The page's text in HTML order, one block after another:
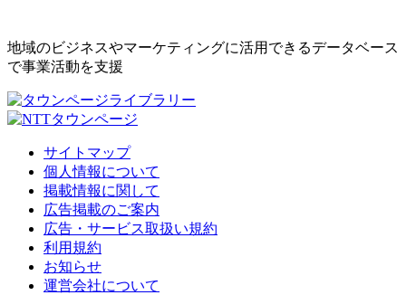
地域のビジネスやマーケティングに活用できるデータベース
で事業活動を支援
サイトマップ
個人情報について
掲載情報に関して
広告掲載のご案内
広告・サービス取扱い規約
利用規約
お知らせ
運営会社について